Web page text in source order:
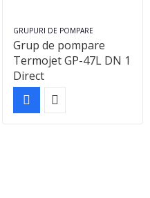
GRUPURI DE POMPARE
Grup de pompare
Termojet GP-47L DN 1
Direct